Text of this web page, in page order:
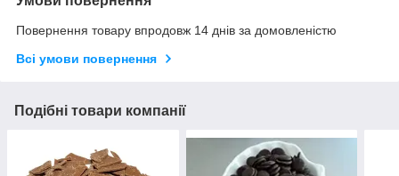
Повернення товару впродовж 14 днів за домовленістю
Всі умови повернення
Подібні товари компанії